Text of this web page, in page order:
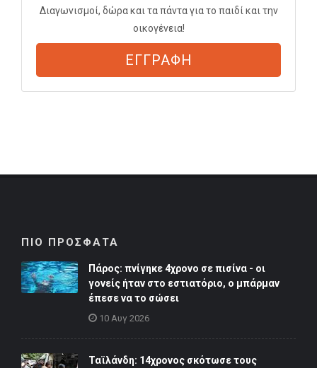
Διαγωνισμοί, δώρα και τα πάντα για το παιδί και την
οικογένεια!
ΕΓΓΡΑΦΗ
ΠΙΟ ΠΡΟΣΦΑΤΑ
Πάρος: πνίγηκε 4χρονο σε πισίνα - οι
γονείς ήταν στο εστιατόριο, ο μπάρμαν
έπεσε να το σώσει
10 Αυγ 2026
Ταϊλάνδη: 14χρονος σκότωσε τους